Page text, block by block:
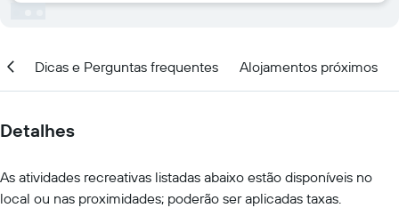
Dicas e Perguntas frequentes Alojamentos próximos
Detalhes
As atividades recreativas listadas abaixo estão disponíveis no
local ou nas proximidades; poderão ser aplicadas taxas.